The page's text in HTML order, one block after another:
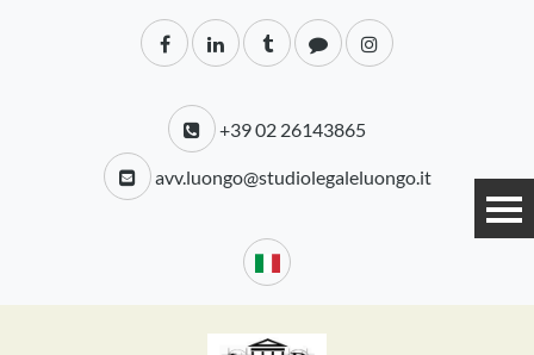
+39 02 26143865
avv.luongo@studiolegaleluongo.it